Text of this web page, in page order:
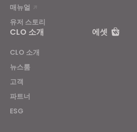
매뉴얼
유저 스토리
CLO 소개
CLO 소개
뉴스룸
고객
파트너
ESG
에셋
If you reject all, some features
properly.